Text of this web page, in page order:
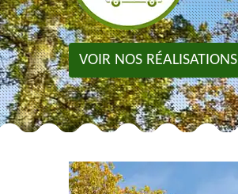
VOIR NOS RÉALISATIONS